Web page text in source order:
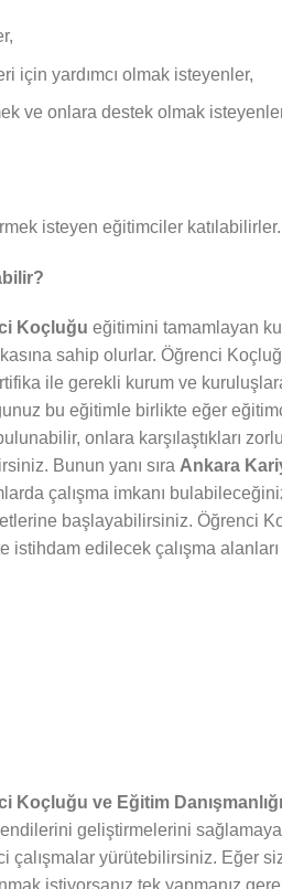
için yardımcı olmak isteyenler,
ve onlara destek olmak
isteyen eğitimciler katılabilirler.
Koçluğu eğitimini tamamlayan
sahip olurlar. Öğrenci
ile gerekli kurum ve
bu eğitimle birlikte eğer
onlara karşılaştıkları
Bunun yanı sıra Ankara
çalışma imkanı
başlayabilirsiniz. Öğrenci
edilecek çalışma
ve Eğitim Danışmanlığı
geliştirmelerini
çalışmalar yürütebilirsiniz. Eğer